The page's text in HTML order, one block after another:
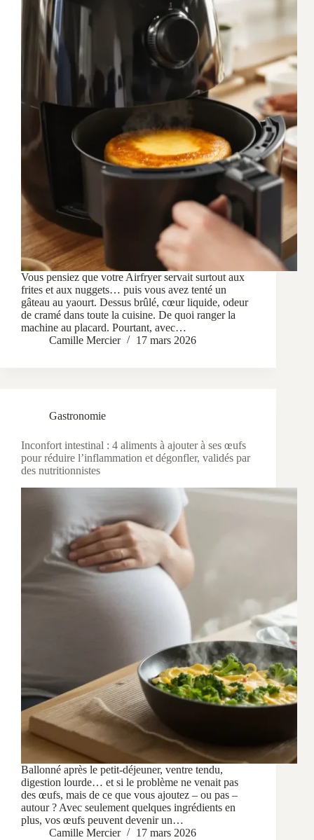
Vous pensiez que votre Airfryer servait surtout aux
frites et aux nuggets… puis vous avez tenté un
gâteau au yaourt. Dessus brûlé, cœur liquide, odeur
de cramé dans toute la cuisine. De quoi ranger la
machine au placard. Pourtant, avec…
Camille Mercier
17 mars 2026
Gastronomie
Inconfort intestinal : 4 aliments à ajouter à ses œufs
pour réduire l’inflammation et dégonfler, validés par
des nutritionnistes
Ballonné après le petit-déjeuner, ventre tendu,
digestion lourde… et si le problème ne venait pas
des œufs, mais de ce que vous ajoutez – ou pas –
autour ? Avec seulement quelques ingrédients en
plus, vos œufs peuvent devenir un…
Camille Mercier
17 mars 2026